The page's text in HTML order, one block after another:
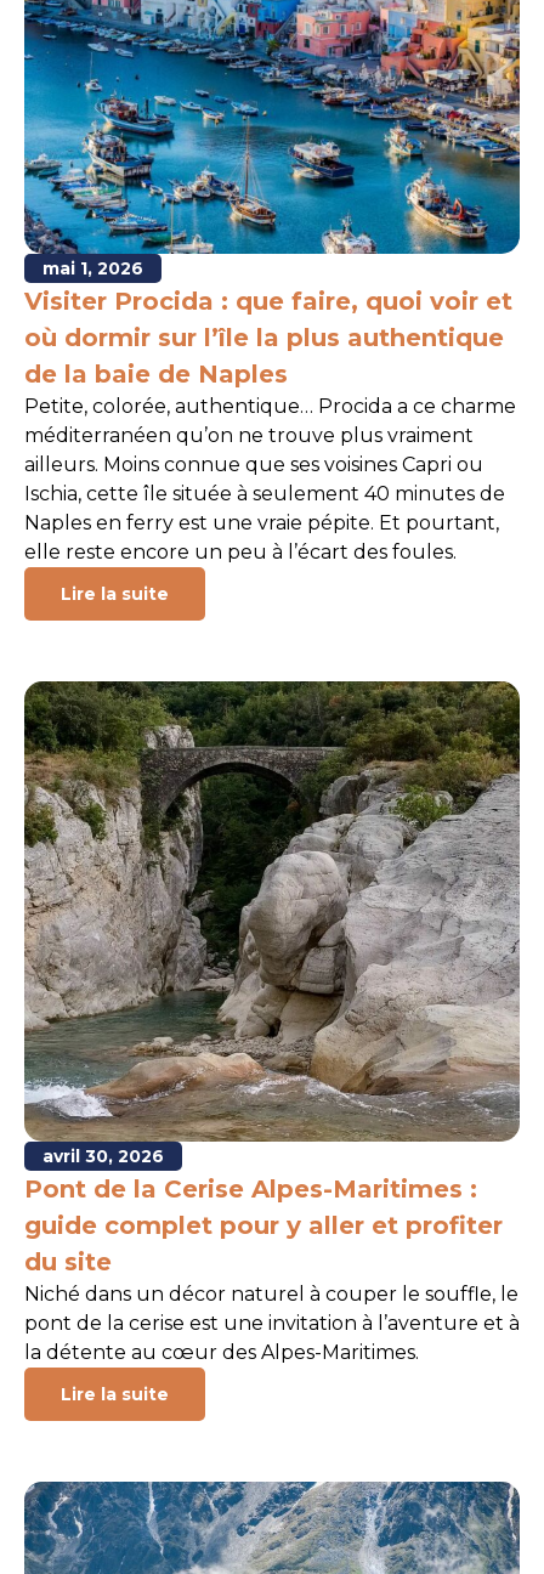
mai 1, 2026
Visiter Procida : que faire, quoi voir et
où dormir sur l’île la plus authentique
de la baie de Naples
Petite, colorée, authentique… Procida a ce charme
méditerranéen qu’on ne trouve plus vraiment
ailleurs. Moins connue que ses voisines Capri ou
Ischia, cette île située à seulement 40 minutes de
Naples en ferry est une vraie pépite. Et pourtant,
elle reste encore un peu à l’écart des foules.
Lire la suite
avril 30, 2026
Pont de la Cerise Alpes-Maritimes :
guide complet pour y aller et profiter
du site
Niché dans un décor naturel à couper le souffle, le
pont de la cerise est une invitation à l’aventure et à
la détente au cœur des Alpes-Maritimes.
Lire la suite